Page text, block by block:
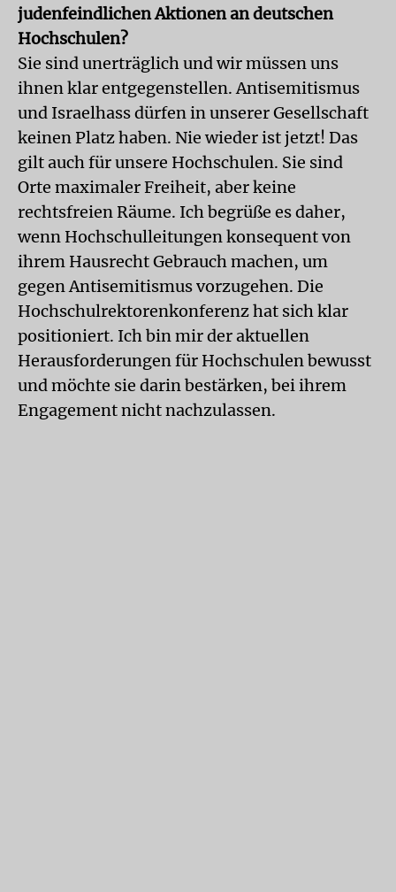
judenfeindlichen Aktionen an deutschen
Hochschulen?
Sie sind unerträglich und wir müssen uns
ihnen klar entgegenstellen. Antisemitismus
und Israelhass dürfen in unserer Gesellschaft
keinen Platz haben. Nie wieder ist jetzt! Das
gilt auch für unsere Hochschulen. Sie sind
Orte maximaler Freiheit, aber keine
rechtsfreien Räume. Ich begrüße es daher,
wenn Hochschulleitungen konsequent von
ihrem Hausrecht Gebrauch machen, um
gegen Antisemitismus vorzugehen. Die
Hochschulrektorenkonferenz hat sich klar
positioniert. Ich bin mir der aktuellen
Herausforderungen für Hochschulen bewusst
und möchte sie darin bestärken, bei ihrem
Engagement nicht nachzulassen.